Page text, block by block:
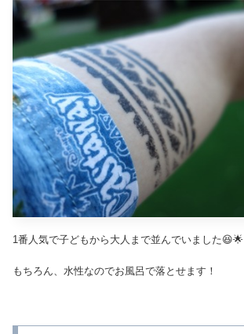
1番人気で子どもから大人まで並んでいました😆🌟
もちろん、水性なのでお風呂で落とせます！